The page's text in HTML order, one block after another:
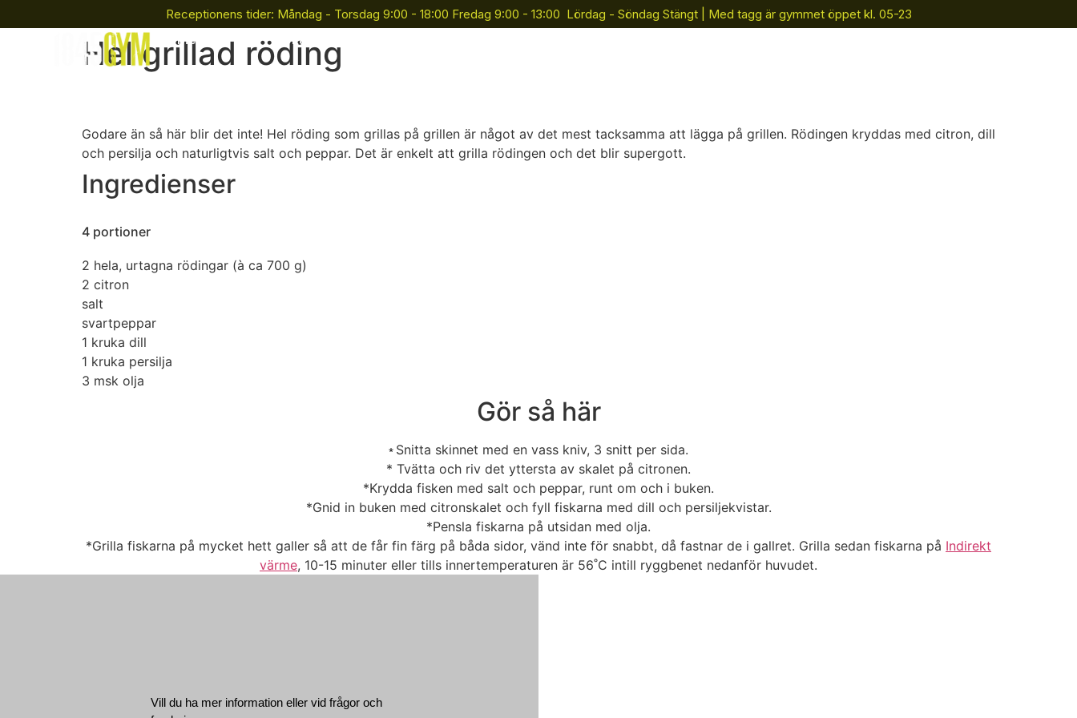
Receptionens tider: Måndag - Torsdag 9:00 - 18:00 Fredag 9:00 - 13:00 Lördag - Söndag Stängt | Med tagg är gymmet öppet kl. 05-23
Bli Medlem Boka
Hel grillad röding
Godare än så här blir det inte! Hel röding som grillas på grillen är något av det mest tacksamma att lägga på grillen. Rödingen kryddas med citron, dill
och persilja och naturligtvis salt och peppar. Det är enkelt att grilla rödingen och det blir supergott.
Ingredienser
4 portioner
2 hela, urtagna rödingar (à ca 700 g)
2 citron
salt
svartpeppar
1 kruka dill
1 kruka persilja
3 msk olja
Gör så här
* Snitta skinnet med en vass kniv, 3 snitt per sida.
* Tvätta och riv det yttersta av skalet på citronen.
*Krydda fisken med salt och peppar, runt om och i buken.
*Gnid in buken med citronskalet och fyll fiskarna med dill och persiljekvistar.
*Pensla fiskarna på utsidan med olja.
*Grilla fiskarna på mycket hett galler så att de får fin färg på båda sidor, vänd inte för snabbt, då fastnar de i gallret. Grilla sedan fiskarna på Indirekt
värme, 10-15 minuter eller tills innertemperaturen är 56˚C intill ryggbenet nedanför huvudet.
Vill du ha mer information eller vid frågor och